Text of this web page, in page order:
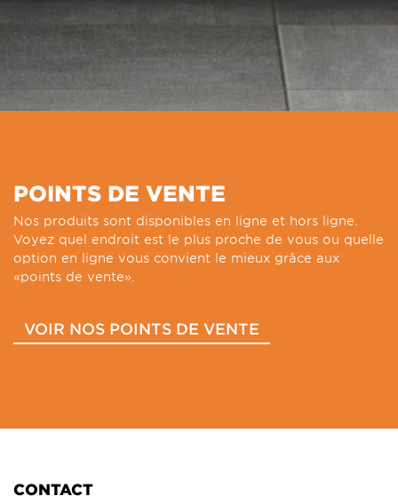
POINTS DE VENTE
Nos produits sont disponibles en ligne et hors ligne.
Voyez quel endroit est le plus proche de vous ou quelle
option en ligne vous convient le mieux grâce aux
«points de vente».
VOIR NOS POINTS DE VENTE
CONTACT